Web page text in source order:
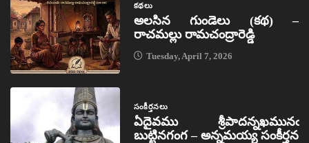
కథలు
అలసిన గుండెలు (కథ) –
రాచమల్లు రామచంద్రారెడ్డి
Tuesday, April 7, 2026
సంకీర్తనలు
ఏదైవము శ్రీపాదన్నఖమునఁ
బుట్టినగంగ – అన్నమయ్య సంకీర్తన